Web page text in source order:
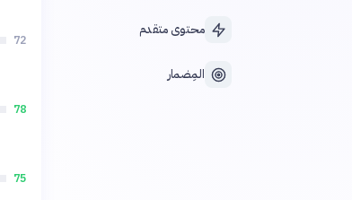
محتوى متقدم
المِضمار
72
78
75